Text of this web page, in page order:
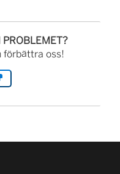
PROBLEMET?
förbättra oss!